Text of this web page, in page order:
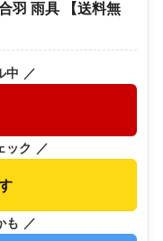
羽 雨具 【送料無
中 ／
ック ／
も ／